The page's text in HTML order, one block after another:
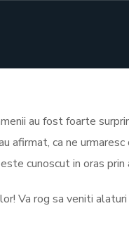
au fost foarte
afirmat, ca ne
cunoscut in oras
Va rog sa veniti